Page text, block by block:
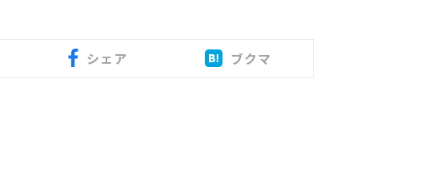
シェア ブクマ